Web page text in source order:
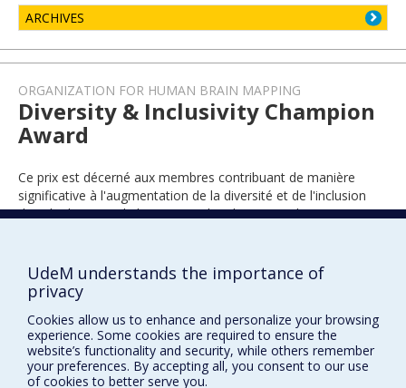
ARCHIVES
ORGANIZATION FOR HUMAN BRAIN MAPPING
Diversity & Inclusivity Champion
Award
Ce prix est décerné aux membres contribuant de manière
significative à l'augmentation de la diversité et de l'inclusion
dans le domaine de la cartographie du cerveau humain.
UdeM understands the importance of
privacy
Cookies allow us to enhance and personalize your browsing
experience. Some cookies are required to ensure the
website’s functionality and security, while others remember
your preferences. By accepting all, you consent to our use
of cookies to better serve you.